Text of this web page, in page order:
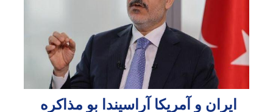
ایران و آمریکا آراسیندا بو مذاکره